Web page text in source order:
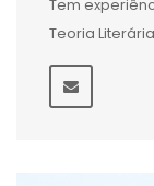
Tem
Teoria